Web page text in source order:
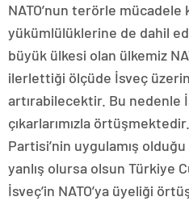
NATO’nun terörle mücadele
yükümlülüklerine de dahil
büyük ülkesi olan ülkemiz
ilerlettiği ölçüde İsveç
artırabilecektir. Bu nedenle
çıkarlarımızla
Partisi’nin uygulamış
yanlış olursa olsun Türkiye
İsveç’in NATO’ya üyeliği